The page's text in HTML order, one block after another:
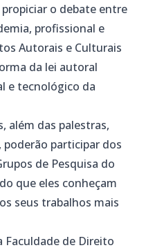
o debate entre
profissional e
Autorais e Culturais
da lei autoral
e tecnológico da
além das palestras,
poderão participar dos
de Pesquisa do
que eles conheçam
seus trabalhos mais
Faculdade de Direito